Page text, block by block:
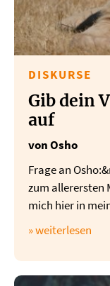
DISKURSE
Gib dein
auf
von Osho
Frage an
zum allerersten
mich hier in
» weiterlesen